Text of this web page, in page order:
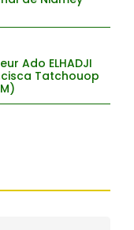
Ado ELHADJI
Tatchouop